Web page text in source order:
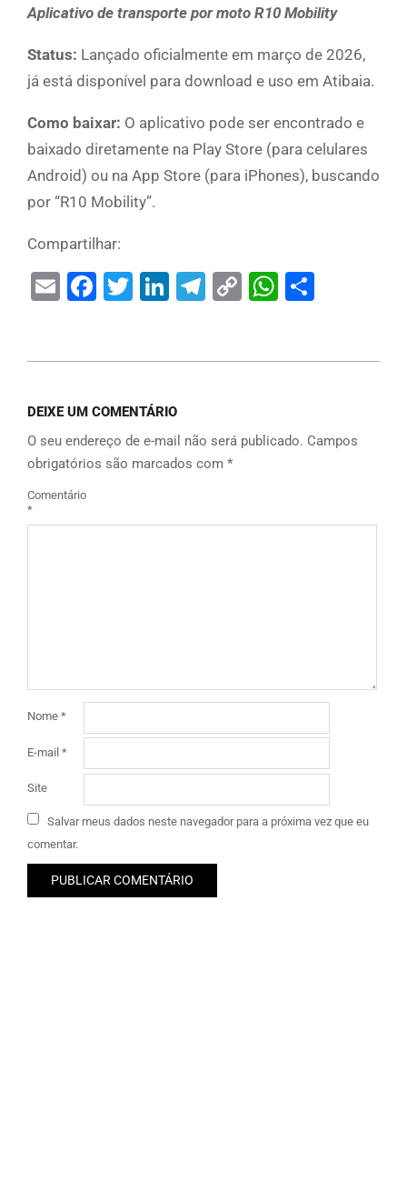
Aplicativo de transporte por moto R10 Mobility
Status: Lançado oficialmente em março de 2026,
já está disponível para download e uso em Atibaia.
Como baixar: O aplicativo pode ser encontrado e
baixado diretamente na Play Store (para celulares
Android) ou na App Store (para iPhones), buscando
por “R10 Mobility”.
Compartilhar:
EmailFacebook
Twitter
LinkedIn
Telegram
Copy
DEIXE UM COMENTÁRIO
O seu endereço de e-mail não será publicado. Campos
obrigatórios são marcados com *
Comentário
*
Nome *
E-mail *
Site
Salvar meus dados neste navegador para a próxima vez que eu
comentar.